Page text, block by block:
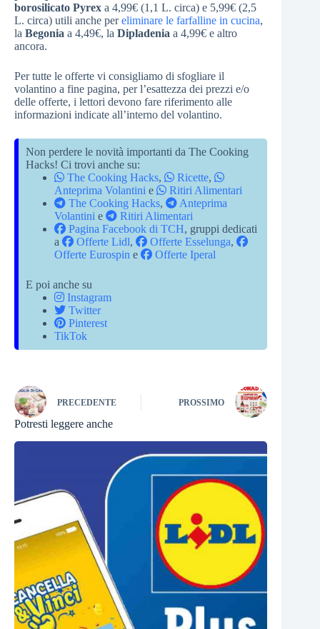
borosilicato Pyrex a 4,99€ (1,1 L. circa) e 5,99€ (2,5
L. circa) utili anche pereliminare le farfalline in cucina,
la Begonia a 4,49€, la Dipladenia a 4,99€ e altro
ancora.
Per tutte le offerte vi consigliamo di sfogliare il
volantino a fine pagina, per l’esattezza dei prezzi e/o
delle offerte, i lettori devono fare riferimento alle
informazioni indicate all’interno del volantino.
Non perdere le novità importanti da The Cooking
Hacks! Ci trovi anche su:
The Cooking Hacks, Ricette,
Anteprima Volantini e
Ritiri Alimentari
The Cooking Hacks,
Anteprima
Volantini e
Ritiri Alimentari
Pagina Facebook di TCH, gruppi dedicati
a
Offerte Lidl, Offerte Esselunga,
Offerte Eurospin e Offerte Iperal
E poi anche su
Instagram
Twitter
Pinterest
TikTok
PRECEDENTE PROSSIMO
Potresti leggere anche